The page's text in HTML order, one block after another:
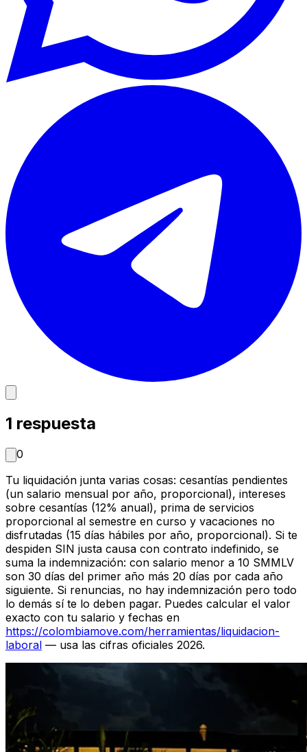
1 respuesta
0
Tu liquidación junta varias cosas: cesantías pendientes
(un salario mensual por año, proporcional), intereses
sobre cesantías (12% anual), prima de servicios
proporcional al semestre en curso y vacaciones no
disfrutadas (15 días hábiles por año, proporcional). Si te
despiden SIN justa causa con contrato indefinido, se
suma la indemnización: con salario menor a 10 SMMLV
son 30 días del primer año más 20 días por cada año
siguiente. Si renuncias, no hay indemnización pero todo
lo demás sí te lo deben pagar. Puedes calcular el valor
exacto con tu salario y fechas en
https://colombiamove.com/herramientas/liquidacion-
laboral — usa las cifras oficiales 2026.